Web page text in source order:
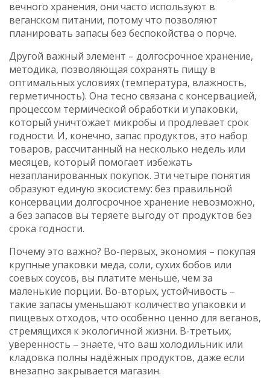
вечного хранения, они часто используют в
веганском питании, потому что позволяют
планировать запасы без беспокойства о порче.
Другой важный элемент – долгосрочное хранение,
методика, позволяющая сохранять пищу в
оптимальных условиях (температура, влажность,
герметичность). Она тесно связана с консервацией,
процессом термической обработки и упаковки,
который уничтожает микробы и продлевает срок
годности. И, конечно, запас продуктов, это набор
товаров, рассчитанный на несколько недель или
месяцев, который помогает избежать
незапланированных покупок. Эти четыре понятия
образуют единую экосистему: без правильной
консервации долгосрочное хранение невозможно,
а без запасов вы теряете выгоду от продуктов без
срока годности.
Почему это важно? Во-первых, экономия – покупая
крупные упаковки меда, соли, сухих бобов или
соевых соусов, вы платите меньше, чем за
маленькие порции. Во-вторых, устойчивость –
такие запасы уменьшают количество упаковки и
пищевых отходов, что особенно ценно для веганов,
стремящихся к экологичной жизни. В-третьих,
уверенность – знаете, что ваш холодильник или
кладовка полны надёжных продуктов, даже если
внезапно закрывается магазин.